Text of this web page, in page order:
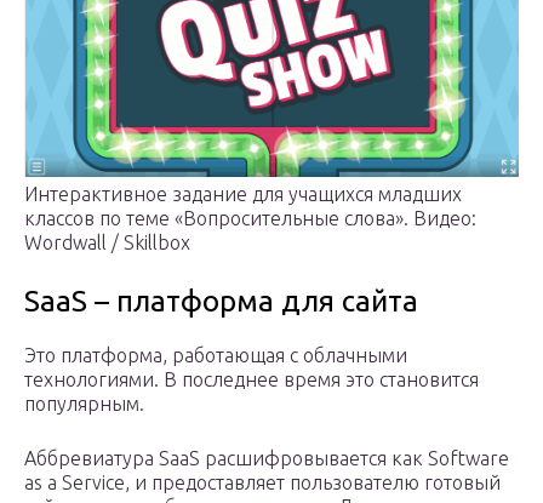
Интерактивное задание для учащихся младших
классов по теме «Вопросительные слова». Видео:
Wordwall / Skillbox
SaaS – платформа для сайта
Это платформа, работающая с облачными
технологиями. В последнее время это становится
популярным.
Аббревиатура SaaS расшифровывается как Software
as a Service, и предоставляет пользователю готовый